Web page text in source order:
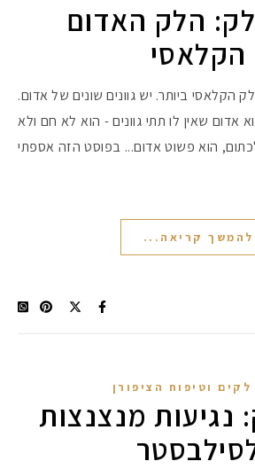
הלק האדום
הקלאסי
שאין לו תתי גוונים - הוא לא חם ולא
הוא פשוט אדום... בפוסט הזה אספתי
להמשך קריאה...
וטיפוח הציפורן
נגיעות מנצנצות